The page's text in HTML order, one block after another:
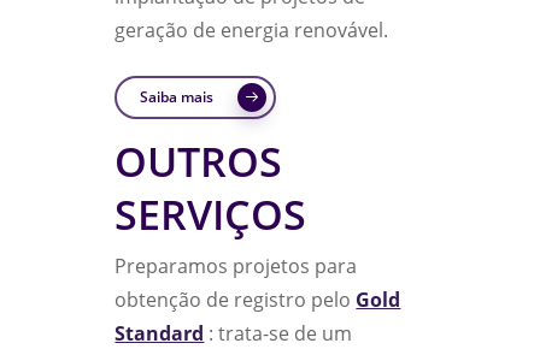
geração de energia renovável.
Saiba mais
OUTROS
SERVIÇOS
Preparamos projetos para
obtenção de registro pelo Gold
Standard : trata-se de um